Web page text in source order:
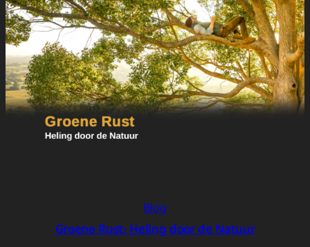
Blog
Groene Rust: Heling door de Natuur